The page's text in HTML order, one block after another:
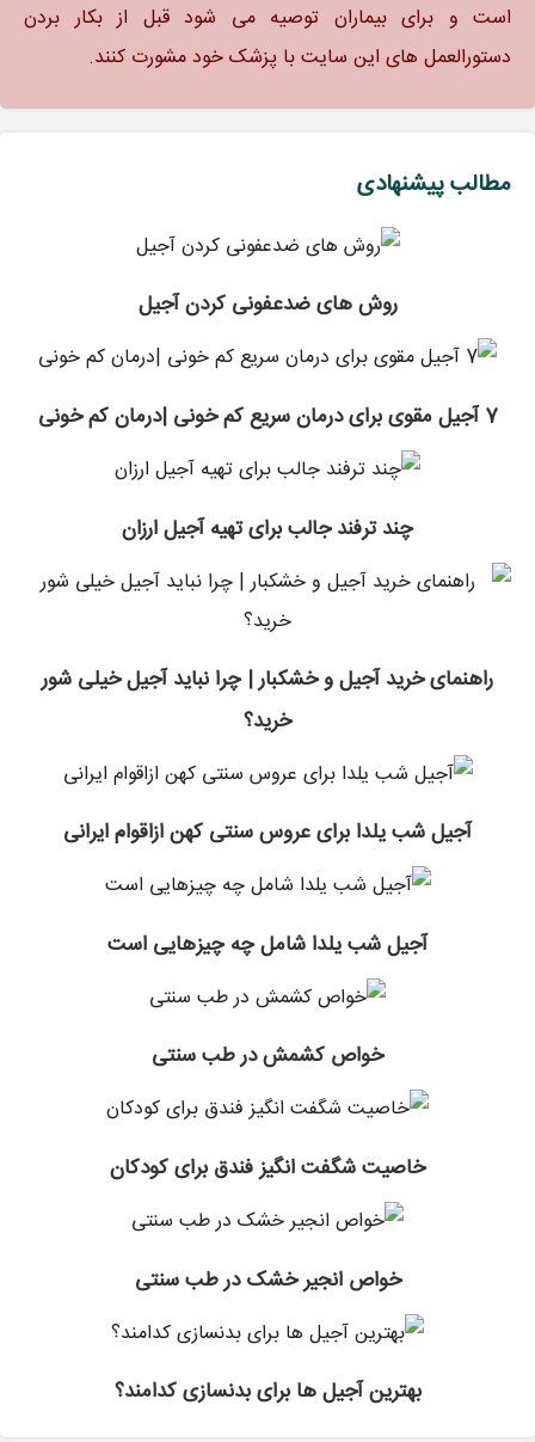
است و برای بیماران توصیه می شود قبل از بکار بردن
دستورالعمل های این سایت با پزشک خود مشورت کنند.
مطالب پیشنهادی
روش های ضدعفونی کردن آجیل
7 آجیل مقوی برای درمان سریع کم خونی |درمان کم خونی
چند ترفند جالب برای تهیه آجیل ارزان
راهنمای خرید آجیل و خشکبار | چرا نباید آجیل خیلی شور
خرید؟
آجیل شب یلدا برای عروس سنتی کهن ازاقوام ایرانی
آجیل شب یلدا شامل چه چیزهایی است
خواص کشمش در طب سنتی
خاصیت شگفت انگیز فندق برای کودکان
خواص انجیر خشک در طب سنتی
بهترین آجیل ها برای بدنسازی کدامند؟